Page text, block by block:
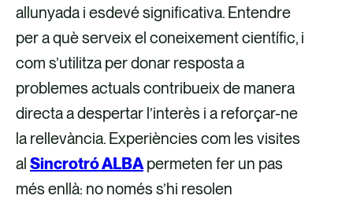
allunyada i esdevé significativa. Entendre
per a què serveix el coneixement científic, i
com s’utilitza per donar resposta a
problemes actuals contribueix de manera
directa a despertar l’interès i a reforçar-ne
la rellevància. Experiències com les visites
al Sincrotró ALBA permeten fer un pas
més enllà: no només s’hi resolen